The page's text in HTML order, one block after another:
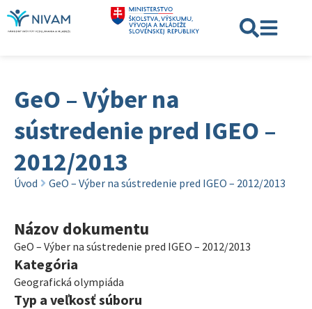
GeO – Výber na
sústredenie pred IGEO –
2012/2013
Úvod GeO – Výber na sústredenie pred IGEO – 2012/2013
Názov dokumentu
GeO – Výber na sústredenie pred IGEO – 2012/2013
Kategória
Geografická olympiáda
Typ a veľkosť súboru